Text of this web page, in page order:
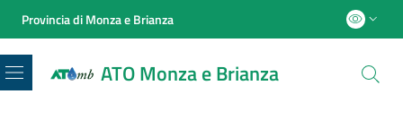
Provincia di Monza e Brianza
ATO Monza e Brianza
Menu